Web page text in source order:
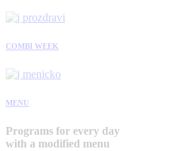
COMBI WEEK
MENU
Programs for every day
with a modified menu